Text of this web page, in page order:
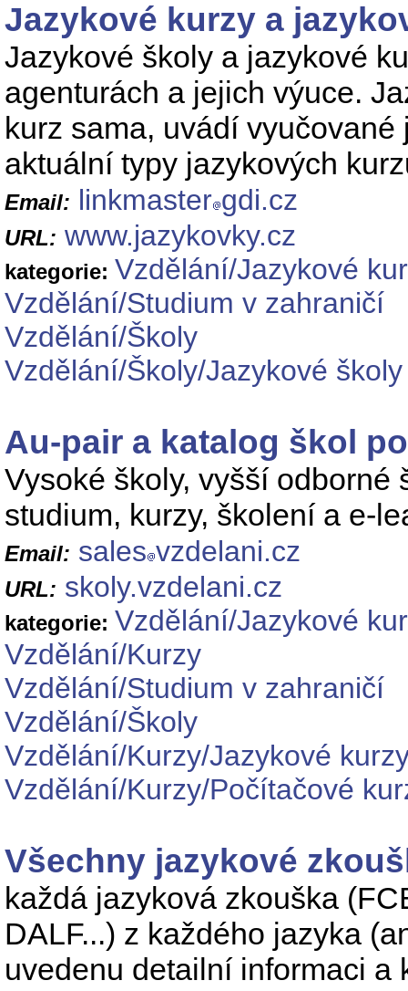
Jazykové kurzy a
Jazykové školy a jazykové
agenturách a jejich výuce.
kurz sama, uvádí
aktuální typy jazykových
Email: linkmaster gdi.cz
URL: www.jazykovky.cz
kategorie: Vzdělání/Jazykové
Vzdělání/Studium v zahraničí
Vzdělání/Školy
Vzdělání/Školy/Jazykové školy
Au-pair a katalog škol
Vysoké školy, vyšší odborné
studium, kurzy, školení a e-
Email: sales vzdelani.cz
URL: skoly.vzdelani.cz
kategorie: Vzdělání/Jazykové
Vzdělání/Kurzy
Vzdělání/Studium v zahraničí
Vzdělání/Školy
Vzdělání/Kurzy/Jazykové
Vzdělání/Kurzy/Počítačové
Všechny jazykové
každá jazyková zkouška
DALF...) z každého jazyka
uvedenu detailní informaci a